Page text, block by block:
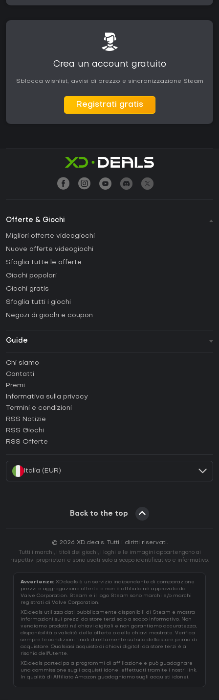
Crea un account gratuito
Sblocca wishlist, avvisi di prezzo e sincronizzazione Steam
Registrati gratis
Offerte & Giochi
Migliori offerte videogiochi
Nuove offerte videogiochi
Sfoglia tutte le offerte
Giochi popolari
Giochi gratis
Sfoglia tutti i giochi
Negozi di giochi e coupon
Guide
Come attivare una Steam CD Key?
Come attivare una Epic Games CD Key?
Come attivare una GOG CD Key?
Come attivare una Ubisoft Connect CD Key?
Chi siamo
Contatti
Premi
Informativa sulla privacy
Termini e condizioni
RSS Notizie
RSS Giochi
RSS Offerte
Italia (EUR)
Back to the top
© 2026 XD.deals. Tutti i diritti riservati.
Tutti i marchi, i titoli dei giochi, i loghi e le immagini appartengono ai
rispettivi proprietari e sono usati solo a scopo identificativo e informativo.
Avvertenza: XD.deals è un servizio indipendente di comparazione
prezzi e aggregazione offerte e non è affiliato né approvato da
Valve Corporation. Steam e il logo Steam sono marchi e/o marchi
registrati di Valve Corporation.
XD.deals utilizza dati pubblicamente disponibili di Steam e mostra
informazioni sui prezzi da store terzi solo a scopo informativo. Non
vendiamo prodotti né chiavi digitali e non garantiamo accuratezza,
disponibilità o validità delle offerte o delle chiavi mostrate. Verifica
sempre le condizioni finali direttamente sul sito dello store prima di
acquistare. Qualsiasi acquisto di chiavi digitali da store terzi è a
rischio dell'Utente.
XD.deals partecipa a programmi di affiliazione e può guadagnare
una commissione sugli acquisti idonei effettuati tramite i nostri link.
In qualità di Affiliato Amazon guadagniamo sugli acquisti idonei.